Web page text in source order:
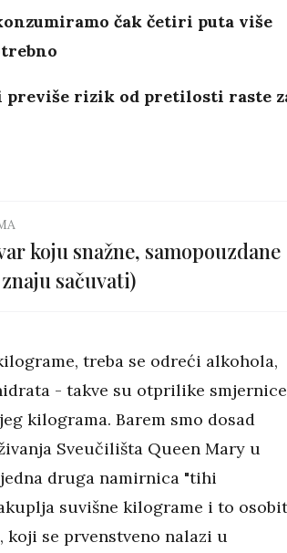
čak četiri puta više
previše rizik od pretilosti raste
koju snažne, samopouzdane
sačuvati)
treba se odreći alkohola,
- takve su otprilike smjernice
kilograma. Barem smo dosad
Sveučilišta Queen Mary u
druga namirnica "tihi
suvišne kilograme i to
se prvenstveno nalazi u